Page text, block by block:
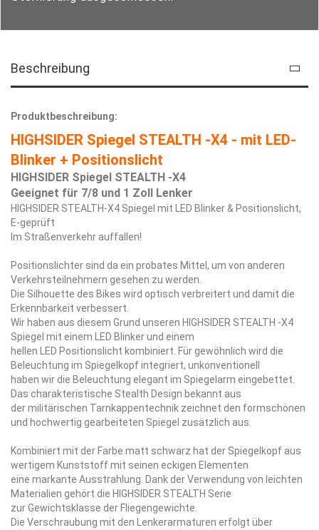
Beschreibung
Produktbeschreibung:
HIGHSIDER Spiegel STEALTH -X4 - mit LED-
Blinker + Positionslicht
HIGHSIDER Spiegel STEALTH -X4
Geeignet für 7/8 und 1 Zoll Lenker
HIGHSIDER STEALTH-X4 Spiegel mit LED Blinker & Positionslicht,
E-geprüft
Im Straßenverkehr auffallen!
Positionslichter sind da ein probates Mittel, um von anderen
Verkehrsteilnehmern gesehen zu werden.
Die Silhouette des Bikes wird optisch verbreitert und damit die
Erkennbarkeit verbessert.
Wir haben aus diesem Grund unseren HIGHSIDER STEALTH -X4
Spiegel mit einem LED Blinker und einem
hellen LED Positionslicht kombiniert. Für gewöhnlich wird die
Beleuchtung im Spiegelkopf integriert, unkonventionell
haben wir die Beleuchtung elegant im Spiegelarm eingebettet.
Das charakteristische Stealth Design bekannt aus
der militärischen Tarnkappentechnik zeichnet den formschönen
und hochwertig gearbeiteten Spiegel zusätzlich aus.
Kombiniert mit der Farbe matt schwarz hat der Spiegelkopf aus
wertigem Kunststoff mit seinen eckigen Elementen
eine markante Ausstrahlung. Dank der Verwendung von leichten
Materialien gehört die HIGHSIDER STEALTH Serie
zur Gewichtsklasse der Fliegengewichte.
Die Verschraubung mit den Lenkerarmaturen erfolgt über